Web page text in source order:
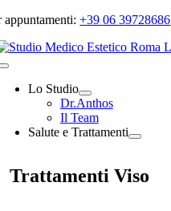
Salta
contenuto
appuntamenti:+39 06 39728686
Toggle
NavigationLo Studio
Dr.Anthos
Il Team
Salute e Trattamenti
Trattamenti Viso